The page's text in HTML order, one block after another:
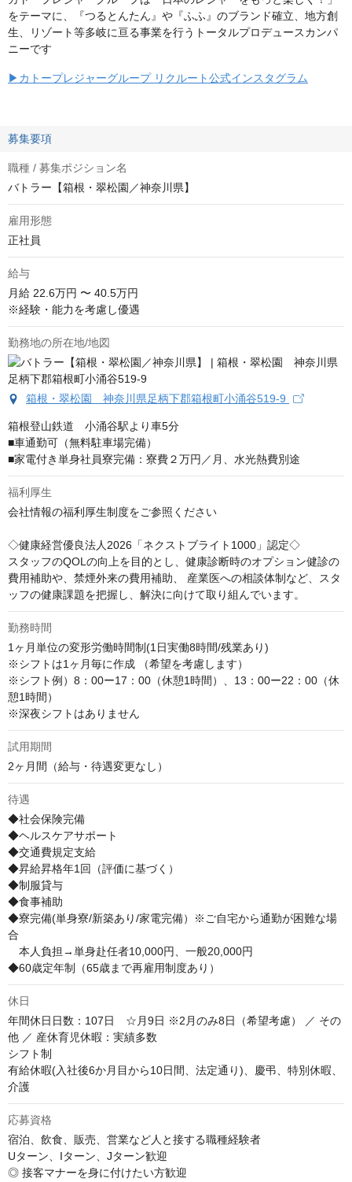
をテーマに、『つるとんたん』や『ふふ』のブランド確立、地方創
生、リゾート等多岐に亘る事業を行うトータルプロデュースカンパ
ニーです
▶カトープレジャーグループ リクルート公式インスタグラム
募集要項
職種 / 募集ポジション名
バトラー【箱根・翠松園／神奈川県】
雇用形態
正社員
給与
月給 22.6万円 〜 40.5万円
※経験・能力を考慮し優遇
勤務地の所在地/地図
箱根・翠松園 神奈川県足柄下郡箱根町小涌谷519-9
箱根登山鉄道　小涌谷駅より車5分
■車通勤可（無料駐車場完備）
■家電付き単身社員寮完備：寮費２万円／月、水光熱費別途
福利厚生
会社情報の福利厚生制度をご参照ください
◇健康経営優良法人2026「ネクストブライト1000」認定◇
スタッフのQOLの向上を目的とし、健康診断時のオプション健診の
費用補助や、禁煙外来の費用補助、 産業医への相談体制など、スタ
ッフの健康課題を把握し、解決に向けて取り組んでいます。
勤務時間
1ヶ月単位の変形労働時間制(1日実働8時間/残業あり)
※シフトは1ヶ月毎に作成 （希望を考慮します）
※シフト例）8：00ー17：00（休憩1時間）、13：00ー22：00（休
憩1時間）
※深夜シフトはありません
試用期間
2ヶ月間（給与・待遇変更なし）
待遇
◆社会保険完備
◆ヘルスケアサポート
◆交通費規定支給
◆昇給昇格年1回（評価に基づく）
◆制服貸与
◆食事補助
◆寮完備(単身寮/新築あり/家電完備）※ご自宅から通勤が困難な場
合
本人負担→単身赴任者10,000円、一般20,000円
◆60歳定年制（65歳まで再雇用制度あり）
休日
年間休日日数：107日　☆月9日 ※2月のみ8日（希望考慮） ／ その
他 ／ 産休育児休暇：実績多数
シフト制
有給休暇(入社後6か月目から10日間、法定通り)、慶弔、特別休暇、
介護
応募資格
宿泊、飲食、販売、営業など人と接する職種経験者
Uターン、Iターン、Jターン歓迎
◎ 接客マナーを身に付けたい方歓迎